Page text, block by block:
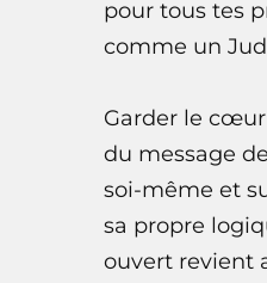
pour tous tes
comme un
Garder le
du message
soi-même et
sa propre
ouvert revient